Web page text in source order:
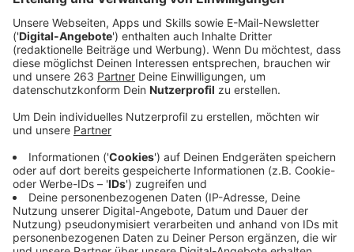
Das sind keine guten Nachrichten für Zugpendler
in den Kreisen Siegen-Wittgenstein und Olpe. Fast alle
Züge hier bei uns fallen regelmäßig aus oder sind
verspätet. Das haben Vertreter vom Nahverkehr
Westfalen-Lippe gestern Abend vor heimischen
IC34 von Frankfurt über Siegen nach Münster. Mehr als
ein Viertel aller Fahrten fällt hier aus. Doch damit ist
bald Schluss. Im Sommer wird die Linie eingestellt.
Auch bei der RB95 von Siegen Richtung Dillenburg
kommt es sehr häufig zu Ausfällen. Am besten läuft es